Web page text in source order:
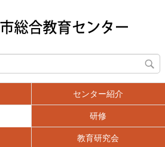
センター紹介
研修
教育研究会